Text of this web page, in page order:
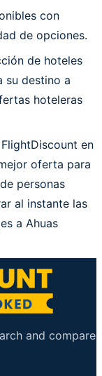
con
de opciones.
de hoteles
su destino a
hoteleras
en
oferta para
personas
al instante las
a Ahuas
and compare